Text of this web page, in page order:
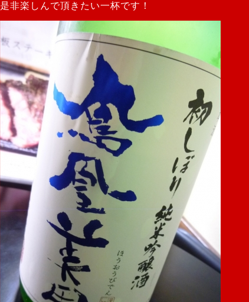
是非楽しんで頂きたい一杯です！